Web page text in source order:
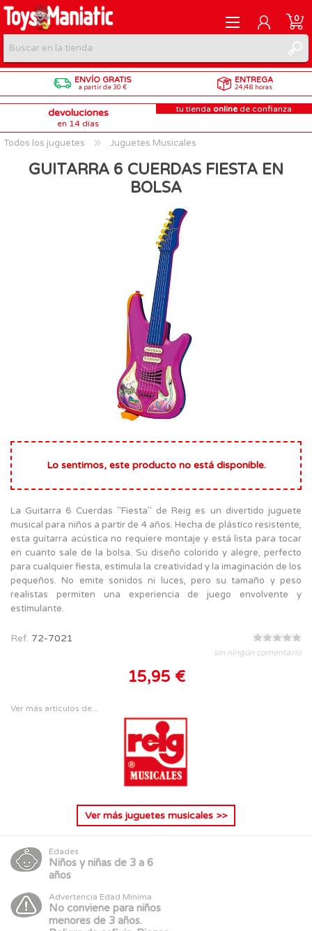
REGISTRARME
INICIAR SESIÓN
0
ENVÍO GRATIS
a partir de 30 €
ENTREGA
24/48 horas
devoluciones
en 14 días
tu tienda online de confianza
Todos los juguetes Juguetes Musicales
GUITARRA 6 CUERDAS FIESTA EN
BOLSA
Lo sentimos, este producto no está disponible.
La Guitarra 6 Cuerdas "Fiesta" de Reig es un divertido juguete
musical para niños a partir de 4 años. Hecha de plástico resistente,
esta guitarra acústica no requiere montaje y está lista para tocar
en cuanto sale de la bolsa. Su diseño colorido y alegre, perfecto
para cualquier fiesta, estimula la creatividad y la imaginación de los
pequeños. No emite sonidos ni luces, pero su tamaño y peso
realistas permiten una experiencia de juego envolvente y
estimulante.
Ref. 72-7021
sin ningún comentario
15,95 €
Ver más artículos de...
Ver más juguetes musicales >>
Edades
Niños y niñas de 3 a 6
años
Advertencia Edad Mínima
No conviene para niños
menores de 3 años.